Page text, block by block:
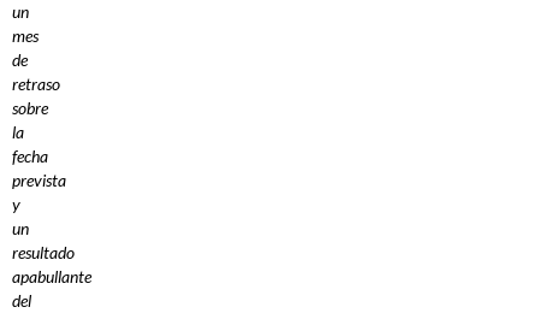
un
mes
de
retraso
sobre
la
fecha
prevista
y
un
resultado
apabullante
del